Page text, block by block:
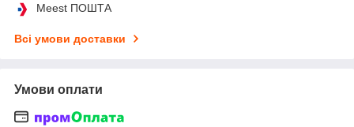
Meest ПОШТА
Всі умови доставки
Умови оплати